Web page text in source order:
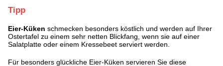
Tipp
Eier-Küken schmecken besonders köstlich und werden auf Ihrer
Ostertafel zu einem sehr netten Blickfang, wenn sie auf einer
Salatplatte oder einem Kressebeet serviert werden.
Für besonders glückliche Eier-Küken servieren Sie diese